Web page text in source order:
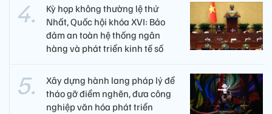
Kỳ họp không thường lệ thứ
Nhất, Quốc hội khóa XVI: Bảo
đảm an toàn hệ thống ngân
hàng và phát triển kinh tế số
Xây dựng hành lang pháp lý để
tháo gỡ điểm nghẽn, đưa công
nghiệp văn hóa phát triển